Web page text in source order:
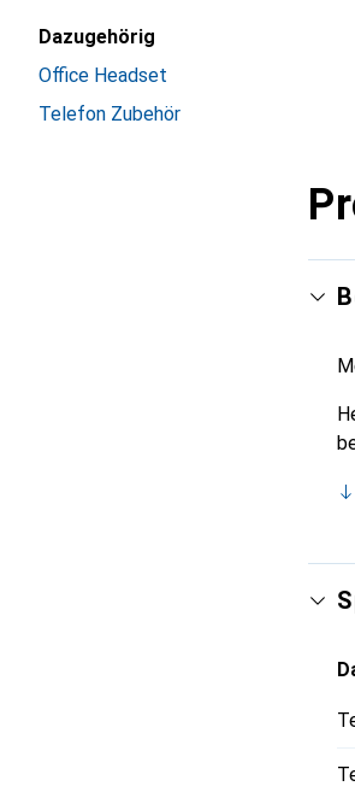
Dazugehörig
Office Headset
Telefon Zubehör